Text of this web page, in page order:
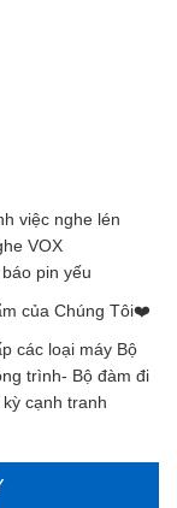
việc nghe lén
VOX
pin yếu
của Chúng Tôi❤️️
các loại máy Bộ
trình- Bộ đàm đi
cạnh tranh